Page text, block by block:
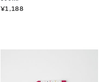
¥1,188